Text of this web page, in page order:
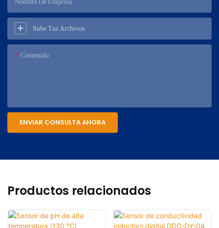
Sube Tus Archivos
Contenido
ENVIAR CONSULTA AHORA
Productos relacionados